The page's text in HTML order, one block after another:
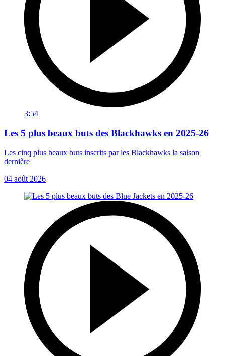
3:54
Les 5 plus beaux buts des Blackhawks en 2025-26
Les cinq plus beaux buts inscrits par les Blackhawks la saison
dernière
04 août 2026